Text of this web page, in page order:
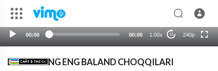
00:00 00:00 1.00x 10 240p
720p
DUNYONING ENG BALAND CHOQQILARI